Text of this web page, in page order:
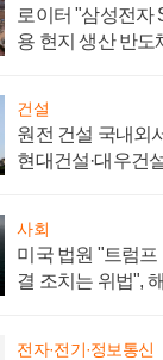
로이터 "삼성전자
용 현지 생산 반도
건설
원전 건설 국내외
현대건설·대우건
사회
미국 법원 "트럼
결 조치는 위법",
전자·전기·정보통신